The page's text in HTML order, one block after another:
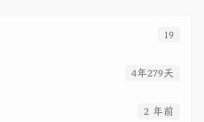
19
4年279天
2 年前